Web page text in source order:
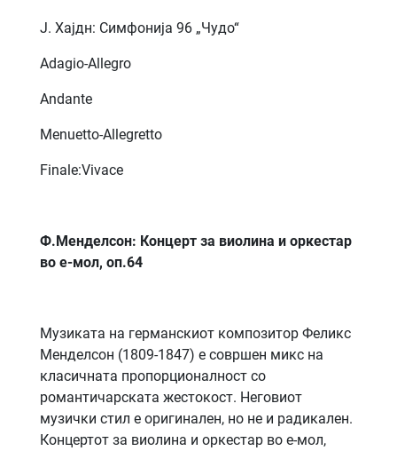
Ј. Хајдн: Симфонија 96 „Чудо“
Adagio-Allegro
Andante
Menuetto-Allegretto
Finale:Vivace
Ф.Менделсон: Концерт за виолина и оркестар
во е-мол, оп.64
Музиката на германскиот композитор Феликс
Менделсон (1809-1847) е совршен микс на
класичната пропорционалност со
романтичарската жестокост. Неговиот
музички стил е оригинален, но не и радикален.
Концертот за виолина и оркестар во е-мол,